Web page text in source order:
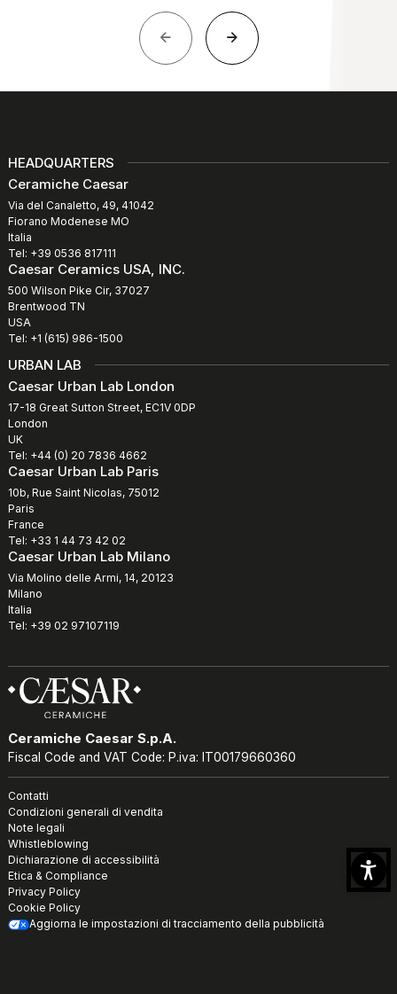
HEADQUARTERS
Ceramiche Caesar
Via del Canaletto, 49, 41042
Fiorano Modenese MO
Italia
Tel: +39 0536 817111
Caesar Ceramics USA, INC.
500 Wilson Pike Cir, 37027
Brentwood TN
USA
Tel: +1 (615) 986-1500
URBAN LAB
Caesar Urban Lab London
17-18 Great Sutton Street, EC1V 0DP
London
UK
Tel: +44 (0) 20 7836 4662
Caesar Urban Lab Paris
10b, Rue Saint Nicolas, 75012
Paris
France
Tel: +33 1 44 73 42 02
Caesar Urban Lab Milano
Via Molino delle Armi, 14, 20123
Milano
Italia
Tel: +39 02 97107119
Ceramiche Caesar S.p.A.
Fiscal Code and VAT Code: P.iva: IT00179660360
Contatti
Condizioni generali di vendita
Note legali
Whistleblowing
Dichiarazione di accessibilità
Etica & Compliance
Privacy Policy
Cookie Policy
Aggiorna le impostazioni di tracciamento della pubblicità